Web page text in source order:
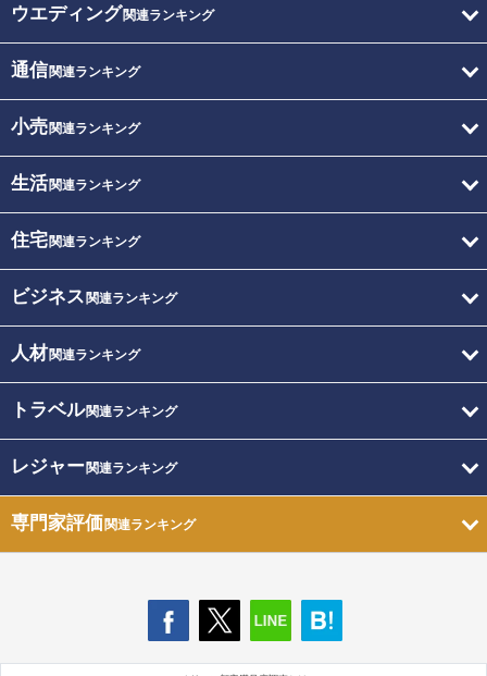
ウエディング関連ランキング
通信関連ランキング
小売関連ランキング
生活関連ランキング
住宅関連ランキング
ビジネス 関連ランキング
人材関連ランキング
トラベル関連ランキング
レジャー関連ランキング
専門家評価関連ランキング